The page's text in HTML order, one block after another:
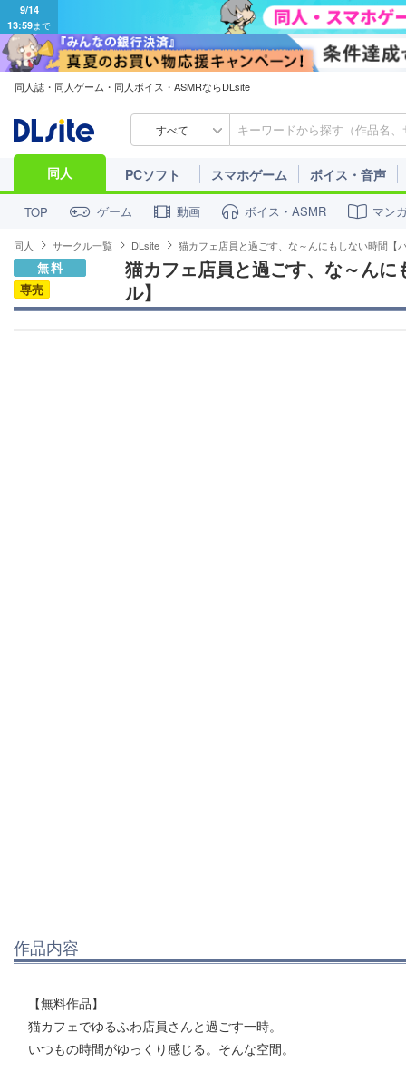
同人誌・同人ゲーム・同人ボイス・ASMRならDLsite
すべて
同人 PCソフト スマホゲーム ボイス・音声
TOP ゲーム 動画 ボイス・ASMR マン
同人 サークル一覧 DLsite 猫カフェ店員と過ごす、な～んにもしない時間【
無料
専売
猫カフェ店員と過ごす、な～ん
ル】
作品内容
【無料作品】
猫カフェでゆるふわ店員さんと過ごす一時。
いつもの時間がゆっくり感じる。そんな空間。